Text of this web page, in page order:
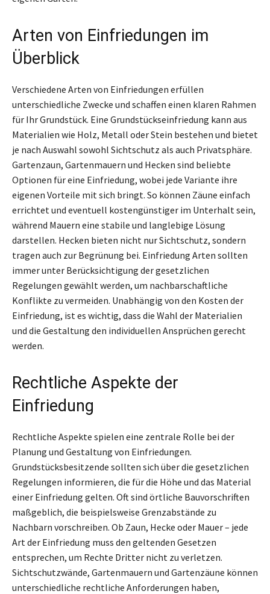
Arten von Einfriedungen im
Überblick
Verschiedene Arten von Einfriedungen erfüllen
unterschiedliche Zwecke und schaffen einen klaren Rahmen
für Ihr Grundstück. Eine Grundstückseinfriedung kann aus
Materialien wie Holz, Metall oder Stein bestehen und bietet
je nach Auswahl sowohl Sichtschutz als auch Privatsphäre.
Gartenzaun, Gartenmauern und Hecken sind beliebte
Optionen für eine Einfriedung, wobei jede Variante ihre
eigenen Vorteile mit sich bringt. So können Zäune einfach
errichtet und eventuell kostengünstiger im Unterhalt sein,
während Mauern eine stabile und langlebige Lösung
darstellen. Hecken bieten nicht nur Sichtschutz, sondern
tragen auch zur Begrünung bei. Einfriedung Arten sollten
immer unter Berücksichtigung der gesetzlichen
Regelungen gewählt werden, um nachbarschaftliche
Konflikte zu vermeiden. Unabhängig von den Kosten der
Einfriedung, ist es wichtig, dass die Wahl der Materialien
und die Gestaltung den individuellen Ansprüchen gerecht
werden.
Rechtliche Aspekte der
Einfriedung
Rechtliche Aspekte spielen eine zentrale Rolle bei der
Planung und Gestaltung von Einfriedungen.
Grundstücksbesitzende sollten sich über die gesetzlichen
Regelungen informieren, die für die Höhe und das Material
einer Einfriedung gelten. Oft sind örtliche Bauvorschriften
maßgeblich, die beispielsweise Grenzabstände zu
Nachbarn vorschreiben. Ob Zaun, Hecke oder Mauer – jede
Art der Einfriedung muss den geltenden Gesetzen
entsprechen, um Rechte Dritter nicht zu verletzen.
Sichtschutzwände, Gartenmauern und Gartenzäune können
unterschiedliche rechtliche Anforderungen haben,